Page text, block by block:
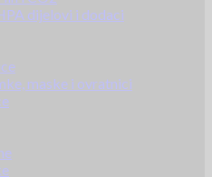
dijelovi i dodaci
maske i ovratnici